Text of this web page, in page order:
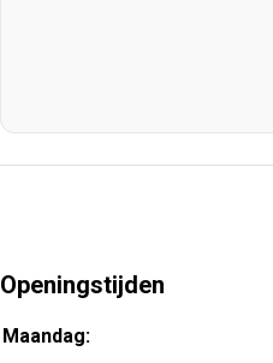
Openingstijden
Maandag: